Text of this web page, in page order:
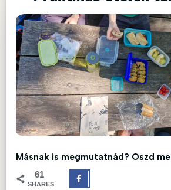
Másnak is megmutatnád? Oszd
61
SHARES